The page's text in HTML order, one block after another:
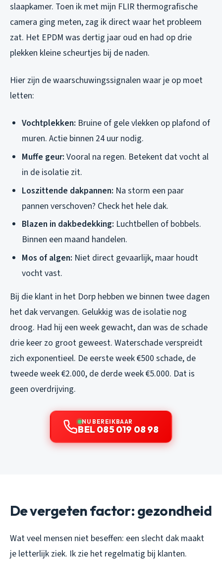
slaapkamer. Toen ik met mijn FLIR thermografische
camera ging meten, zag ik direct waar het probleem
zat. Het EPDM was dertig jaar oud en had op drie
plekken kleine scheurtjes bij de naden.
Hier zijn de waarschuwingssignalen waar je op moet
letten:
Vochtplekken: Bruine of gele vlekken op plafond of
muren. Actie binnen 24 uur nodig.
Muffe geur: Vooral na regen. Betekent dat vocht al
in de isolatie zit.
Loszittende dakpannen: Na storm een paar
pannen verschoven? Check het hele dak.
Blazen in dakbedekking: Luchtbellen of bobbels.
Binnen een maand handelen.
Mos of algen: Niet direct gevaarlijk, maar houdt
vocht vast.
Bij die klant in het Dorp hebben we binnen twee dagen
het dak vervangen. Gelukkig was de isolatie nog
droog. Had hij een week gewacht, dan was de schade
drie keer zo groot geweest. Waterschade verspreidt
zich exponentieel. De eerste week €500 schade, de
tweede week €2.000, de derde week €5.000. Dat is
geen overdrijving.
NU BEREIKBAAR
BEL 085 019 08 98
De vergeten factor: gezondheid
Wat veel mensen niet beseffen: een slecht dak maakt
je letterlijk ziek. Ik zie het regelmatig bij klanten.